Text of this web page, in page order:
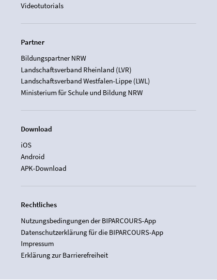
Videotutorials
Partner
Bildungspartner NRW
Landschaftsverband Rheinland (LVR)
Landschaftsverband Westfalen-Lippe (LWL)
Ministerium für Schule und Bildung NRW
Download
iOS
Android
APK-Download
Rechtliches
Nutzungsbedingungen der BIPARCOURS-App
Datenschutzerklärung für die BIPARCOURS-App
Impressum
Erklärung zur Barrierefreiheit